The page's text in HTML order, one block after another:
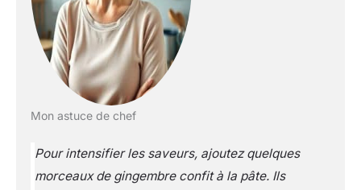
Mon astuce de chef
Pour intensifier les saveurs, ajoutez quelques
morceaux de gingembre confit à la pâte. Ils